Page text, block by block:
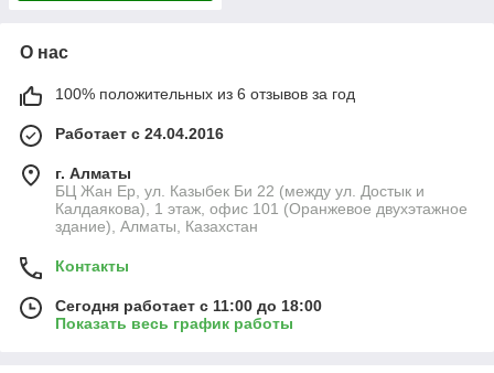
О нас
100% положительных из 6 отзывов за год
Работает с 24.04.2016
г. Алматы
БЦ Жан Ер, ул. Казыбек Би 22 (между ул. Достык и
Калдаякова), 1 этаж, офис 101 (Оранжевое двухэтажное
здание), Алматы, Казахстан
Контакты
Сегодня работает с 11:00 до 18:00
Показать весь график работы